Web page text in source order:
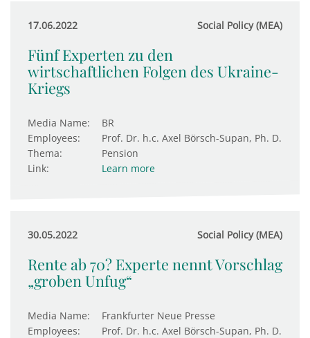
17.06.2022 Social Policy (MEA)
Fünf Experten zu den
wirtschaftlichen Folgen des Ukraine-
Kriegs
Media Name:
BR
Employees:
Prof. Dr. h.c. Axel Börsch-Supan, Ph. D.
Thema:
Pension
Link:
Learn more
30.05.2022 Social Policy (MEA)
Rente ab 70? Experte nennt Vorschlag
„groben Unfug“
Media Name:
Frankfurter Neue Presse
Employees:
Prof. Dr. h.c. Axel Börsch-Supan, Ph. D.